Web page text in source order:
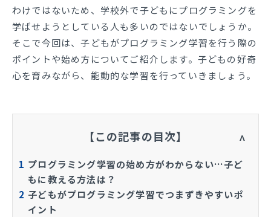
わけではないため、学校外で子どもにプログラミングを
学ばせようとしている人も多いのではないでしょうか。
そこで今回は、子どもがプログラミング学習を行う際の
ポイントや始め方についてご紹介します。子どもの好奇
心を育みながら、能動的な学習を行っていきましょう。
【この記事の目次】
1 プログラミング学習の始め方がわからない…子ど
もに教える方法は？
2 子どもがプログラミング学習でつまずきやすいポ
イント